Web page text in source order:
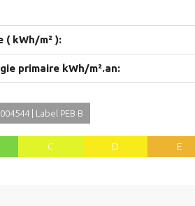
( kWh/m² ):
primaire kWh/m².an:
| Label PEB B
C D E